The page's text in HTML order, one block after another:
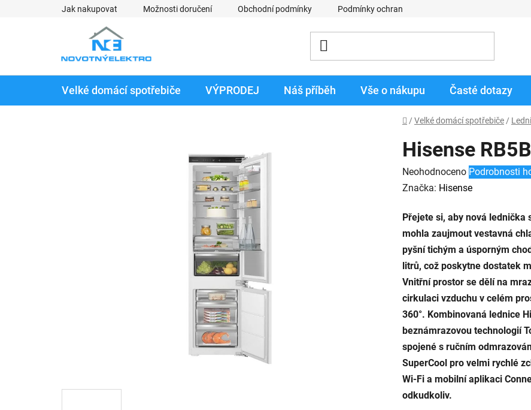
Jak nakupovat Možnosti doručení Obchodní podmínky Podmínky ochrany osobních údajů
Velké domácí spotřebiče VÝPRODEJ Náš příběh Vše o nákupu Časté dotazy
Domů
/ Velké domácí spotřebiče /
Hisense
Průměrné
hodnocení
je
0,0
z
5
hvězdiček.
Neohodnoceno Podrobnosti
Značka: Hisense
Přejete si, aby nová lednička
mohla zaujmout vestavná
pyšní tichým a úsporným
litrů, což poskytne dostatek
Vnitřní prostor se dělí na
cirkulaci vzduchu v celém
360°. Kombinovaná lednice
beznámrazovou technologií
spojené s ručním
SuperCool pro velmi rychlé
Wi-Fi a mobilní aplikaci
odkudkoliv.